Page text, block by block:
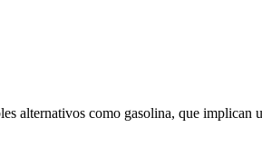
alternativos como gasolina, que implican